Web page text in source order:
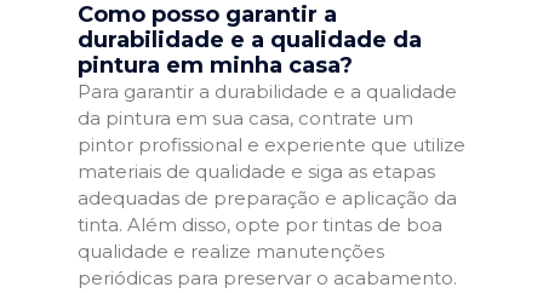
Como posso garantir a
durabilidade e a qualidade da
pintura em minha casa?
Para garantir a durabilidade e a qualidade
da pintura em sua casa, contrate um
pintor profissional e experiente que utilize
materiais de qualidade e siga as etapas
adequadas de preparação e aplicação da
tinta. Além disso, opte por tintas de boa
qualidade e realize manutenções
periódicas para preservar o acabamento.